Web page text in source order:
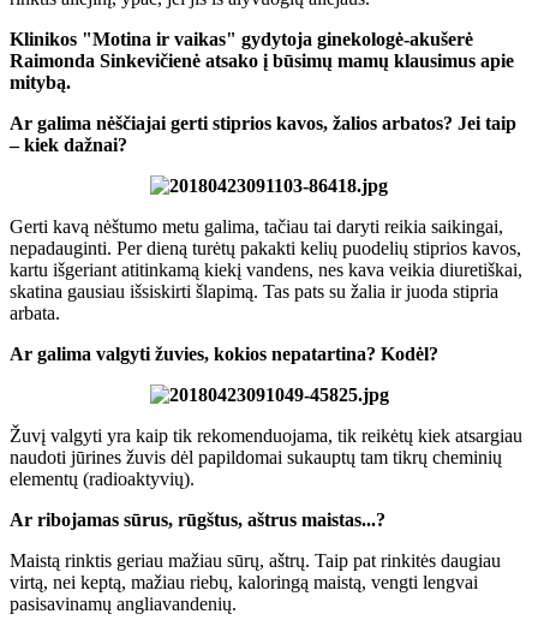
Klinikos "Motina ir vaikas" gydytoja ginekologė-akušerė
Raimonda Sinkevičienė atsako į būsimų mamų klausimus apie
mitybą.
Ar galima nėščiajai gerti stiprios kavos, žalios arbatos? Jei taip
– kiek dažnai?
Gerti kavą nėštumo metu galima, tačiau tai daryti reikia saikingai,
nepadauginti. Per dieną turėtų pakakti kelių puodelių stiprios kavos,
kartu išgeriant atitinkamą kiekį vandens, nes kava veikia diuretiškai,
skatina gausiau išsiskirti šlapimą. Tas pats su žalia ir juoda stipria
arbata.
Ar galima valgyti žuvies, kokios nepatartina? Kodėl?
Žuvį valgyti yra kaip tik rekomenduojama, tik reikėtų kiek atsargiau
naudoti jūrines žuvis dėl papildomai sukauptų tam tikrų cheminių
elementų (radioaktyvių).
Ar ribojamas sūrus, rūgštus, aštrus maistas...?
Maistą rinktis geriau mažiau sūrų, aštrų. Taip pat rinkitės daugiau
virtą, nei keptą, mažiau riebų, kaloringą maistą, vengti lengvai
pasisavinamų angliavandenių.